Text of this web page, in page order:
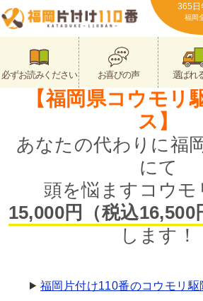
365日
福岡
必ずお読みください お喜びの声 選ばれ
【福岡県コウモリ
ス】
あなたの代わりに福
にて
頭を悩ますコウモ
15,000円（税込16,500
します！
福岡片付け110番のコウモリ駆